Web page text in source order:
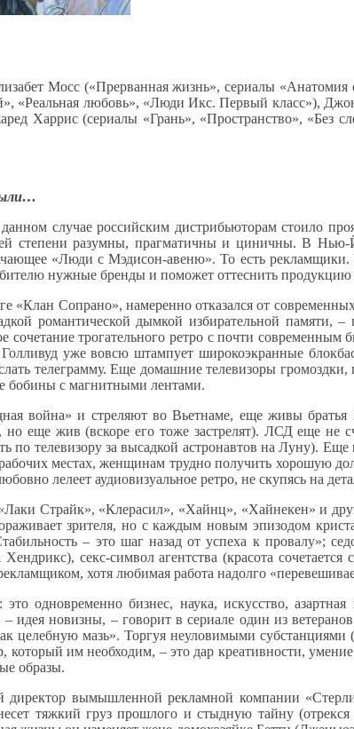
Мосс («Прерванная жизнь», сериалы «Анатомия
«Реальная любовь», «Люди Икс. Первый класс»),
Харрис (сериалы «Грань», «Пространство», «Без
случае российским дистрибьюторам стоило
степени разумны, прагматичны и циничны. В
«Люди с Мэдисон-авеню». То есть рекламщики.
нужные бренды и поможет оттеснить
Сопрано», намеренно отказался от
романтической дымкой избирательной памяти, –
сочетание трогательного ретро с почти
уже вовсю штампует широкоэкранные
телеграмму. Еще домашние телевизоры громоздки,
бобины с магнитными лентами.
война» и стреляют во Вьетнаме, еще живы
жив (вскоре его тоже застрелят). ЛСД еще не
по телевизору за высадкой астронавтов на Луну).
местах, женщинам трудно получить хорошую
лелеет аудиовизуальное ретро, не скупясь на
Страйк», «Клерасил», «Хайнц», «Хайнекен» и
зрителя, но с каждым новым эпизодом
– это шаг назад от успеха к провалу»;
секс-символ агентства (красота сочетается
хотя любимая работа надолго
одновременно бизнес, наука, искусство,
новизны, – говорит в сериале один из ветеранов
целебную мазь». Торгуя неуловимыми
им необходим, – это дар креативности,
образы.
директор вымышленной рекламной компании
тяжкий груз прошлого и стыдную тайну